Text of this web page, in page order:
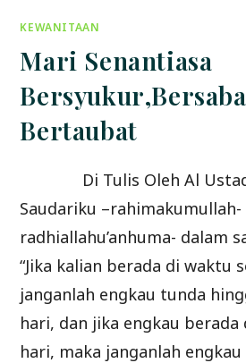
KEWANITAAN
Mari Senantiasa
Bertaubat
Di Tulis Oleh Al
Saudariku
radhiallahu’anhuma- dalam
“Jika kalian berada di waktu
janganlah engkau tunda
hari, dan jika engkau
hari, maka janganlah